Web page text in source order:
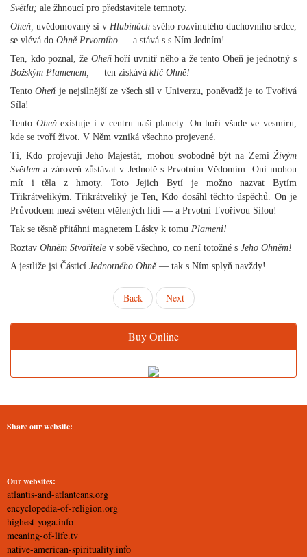
Světlu; ale žhnoucí pro představitele temnoty.
Oheň, uvědomovaný si v Hlubinách svého rozvinutého duchovního srdce,
se vlévá do Ohně Prvotního — a stává s s Ním Jedním!
Ten, kdo poznal, že Oheňhoří uvnitř něho a že tento Oheň je jednotný s
Božským Plamenem, — ten získává klíč Ohně!
TentoOheň je nejsilnější ze všech sil v Univerzu, poněvadž je to Tvořivá
Síla!
Tento Oheňexistuje i v centru naší planety. On hoří všude ve vesmíru,
kde se tvoří život. V Něm vzniká všechno projevené.
Ti, Kdo projevují Jeho Majestát, mohou svobodně být na Zemi Živým
Světlem a zároveň zůstávat v Jednotě s Prvotním Vědomím. Oni mohou
mít i těla z hmoty. Toto Jejich Bytí je možno nazvat Bytím
Třikrátvelikým. Třikrátveliký je Ten, Kdo dosáhl těchto úspěchů. On je
Průvodcem mezi světem vtělených lidí — a Prvotní Tvořivou Sílou!
Tak se těsně přitáhni magnetem Lásky k tomu Plameni!
Roztav Ohněm Stvořitele v sobě všechno, co není totožné s Jeho Ohněm!
A jestliže jsi Částicí Jednotného Ohně — tak s Ním splyň navždy!
Back Next
Buy Online
Share our website:
Our websites:
atlantis-and-atlanteans.org
encyclopedia-of-religion.org
highest-yoga.info
meaning-of-life.tv
native-american-spirituality.info